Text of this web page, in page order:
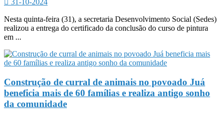
31-10-2024
Nesta quinta-feira (31), a secretaria Desenvolvimento Social (Sedes)
realizou a entrega do certificado da conclusão do curso de pintura
em ...
Construção de curral de animais no povoado Juá
beneficia mais de 60 famílias e realiza antigo sonho
da comunidade